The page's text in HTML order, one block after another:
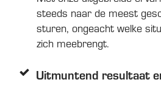
steeds naar de meest
sturen, ongeacht welke
zich meebrengt.
Uitmuntend resultaat